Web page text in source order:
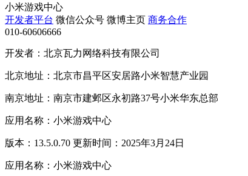
小米游戏中心
开发者平台 微信公众号 微博主页 商务合作
010-60606666
开发者：北京瓦力网络科技有限公司
北京地址：北京市昌平区安居路小米智慧产业园
南京地址：南京市建邺区永初路37号小米华东总部
应用名称：小米游戏中心
版本：13.5.0.70 更新时间：2025年3月24日
应用名称：小米游戏中心